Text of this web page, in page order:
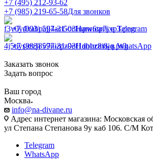
+7 (495) 212-93-62
+7 (985) 219-65-58Для звонков
+7 (993) 597-31-03Написать в Telegram
+7 (993) 597-31-03Написать в WhatsApp
Заказать звонок
Задать вопрос
Ваш город
Москва
info@na-divane.ru
Адрес интернет магазина: Московская
ул Степана Степанова 9у каб 106. С/М
Telegram
WhatsApp